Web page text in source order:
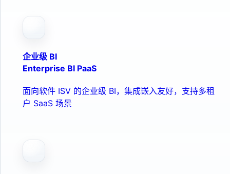
企业级 BI
Enterprise BI PaaS
面向软件 ISV 的企业级 BI，集成嵌入友好，支持多租
户 SaaS 场景